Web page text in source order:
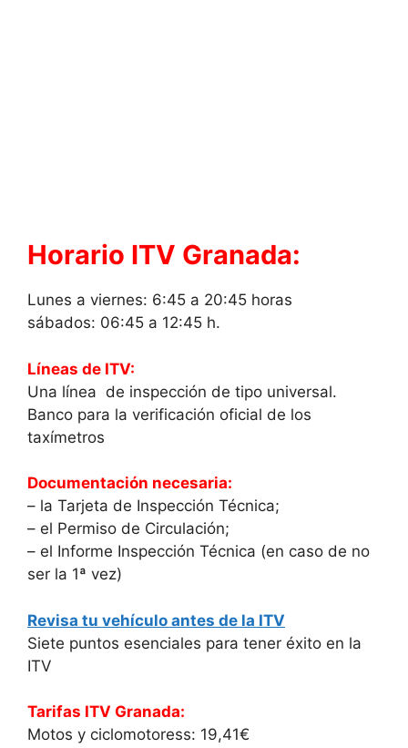
Horario ITV Granada:
Lunes a viernes: 6:45 a 20:45 horas
sábados: 06:45 a 12:45 h.
Líneas de ITV:
Una línea de inspección de tipo universal.
Banco para la verificación oficial de los
taxímetros
Documentación necesaria:
– la Tarjeta de Inspección Técnica;
– el Permiso de Circulación;
– el Informe Inspección Técnica (en caso de no
ser la 1ª vez)
Revisa tu vehículo antes de la ITV
Siete puntos esenciales para tener éxito en la
ITV
Tarifas ITV Granada:
Motos y ciclomotoress: 19,41€